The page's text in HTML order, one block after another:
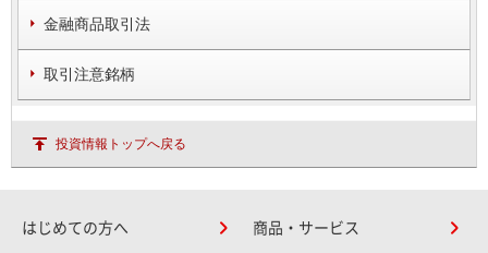
金融商品取引法
取引注意銘柄
投資情報トップへ戻る
はじめての方へ 商品・サービス